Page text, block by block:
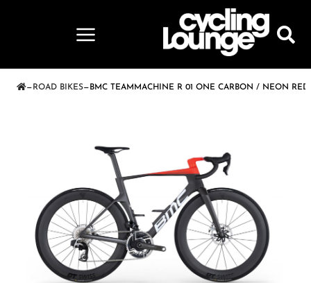
— ROAD BIKES— BMC TEAMMACHINE R 01 ONE CARBON / NEON RED